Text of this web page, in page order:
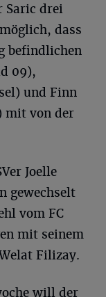
Saric drei
dass
befindlichen
09),
und Finn
mit von der
Joelle
gewechselt
vom FC
mit seinem
Filizay.
will der